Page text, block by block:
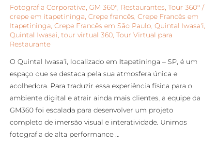
Fotografia Corporativa GM 360° Restaurantes Tour 360° /
crepe em itapetininga Crepe francês Crepe Francês em
Itapetininga Crepe Francês em São Paulo Quintal Iwasa'i
Quintal Iwasai tour virtual 360 Tour Virtual para
Restaurante
O Quintal Iwasa’i, localizado em Itapetininga – SP, é um
espaço que se destaca pela sua atmosfera única e
acolhedora. Para traduzir essa experiência física para o
ambiente digital e atrair ainda mais clientes, a equipe da
GM360 foi escalada para desenvolver um projeto
completo de imersão visual e interatividade. Unimos
fotografia de alta performance …